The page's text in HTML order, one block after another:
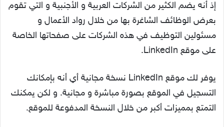
إذ أنه يضم الكثير من الشركات العربية و الأجنبية و التي تقوم
بعرض الوظائف الشاغرة بها من خلال رواد الأعمال و
مسئولين التوظيف في هذه الشركات على صفحاتها الخاصة
على موقع LinkedIn.
يوفر لك موقع LinkedIn نسخة مجانية أي أنه بإمكانك
التسجيل في الموقع بصورة مباشرة و مجانية. و لكن يمكنك
التمتع بمميزات أكبر من خلال النسخة المدفوعة للموقع.